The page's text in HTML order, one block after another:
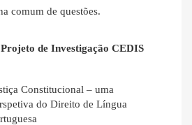
comum de questões.
de Investigação CEDIS
Constitucional – uma
do Direito de Língua